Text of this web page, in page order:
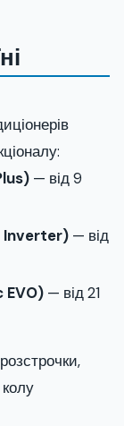
— від 9
Inverter) — від
EVO) — від 21